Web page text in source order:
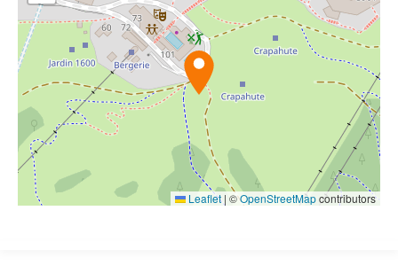
Leaflet | ©OpenStreetMapcontributors